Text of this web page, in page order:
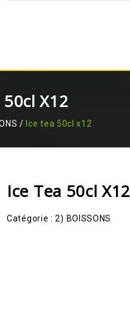
X12
/ Ice tea 50cl x12
Ice Tea 50cl X12
Catégorie :2) BOISSONS